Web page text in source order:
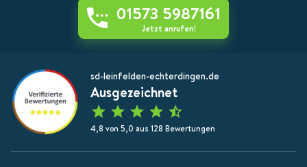
01573 5987161
Jetzt anrufen!
sd-leinfelden-echterdingen.de
Ausgezeichnet
4,8 von 5,0 aus 128 Bewertungen